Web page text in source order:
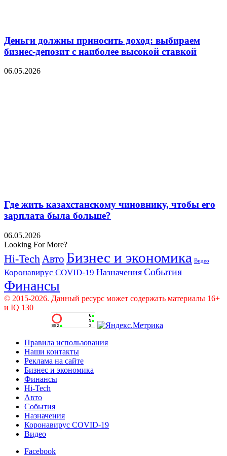
Деньги должны приносить доход: выбираем
бизнес-депозит с наиболее высокой ставкой
06.05.2026
Где жить казахстанскому чиновнику, чтобы его
зарплата была больше?
06.05.2026
Looking For More?
Hi-Tech Авто Бизнес и экономика Видео
Коронавирус COVID-19 Назначения События
Финансы
© 2015-2026. Данный ресурс может содержать материалы 16+
и IQ 130
Правила использования
Наши контакты
Реклама на сайте
Бизнес и экономика
Финансы
Hi-Tech
Авто
События
Назначения
Коронавирус COVID-19
Видео
Facebook